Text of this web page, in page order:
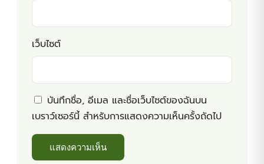
เว็บไซต์
บันทึกชื่อ, อีเมล และชื่อเว็บไซต์ของฉันบน
เบราว์เซอร์นี้ สำหรับการแสดงความเห็นครั้งถัดไป